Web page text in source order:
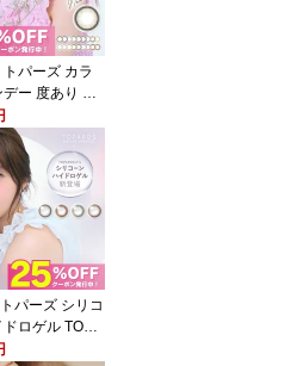
ン グレー ワン
リー ドーリー
ン 即日発送
トパーズ カラ
デー 度あり ナ
10
原莉乃 さっしー
タクト カラー
トレンズ 1day
含水 UVカット
学校 水光カラ
即日発送 グレ
ーエスプレッソ
クリームロー
トパーズ シリコ
ロゲル TOPA
ン ワンデー